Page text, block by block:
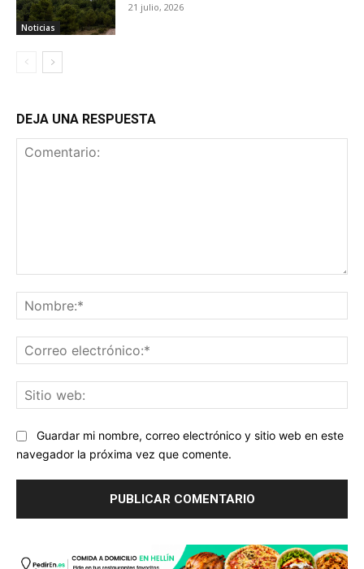
Noticias
21 julio, 2026
DEJA UNA RESPUESTA
Guardar mi nombre, correo electrónico y sitio web en este
navegador la próxima vez que comente.